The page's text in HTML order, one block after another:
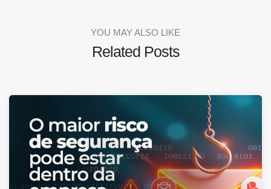
YOU MAY ALSO LIKE
Related Posts